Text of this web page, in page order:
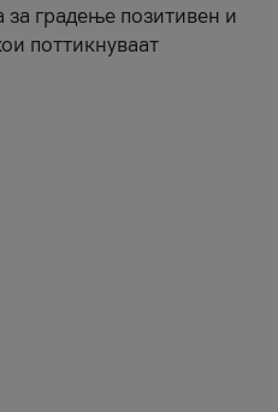
за градење позитивен и
поттикнуваат